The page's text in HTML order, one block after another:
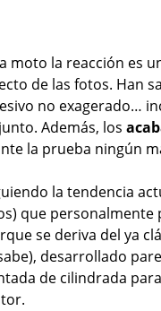
moto la reacción es
de las fotos. Han
no exagerado…
Además, los
la prueba ningún
la tendencia
que personalmente
se deriva del ya
desarrollado
de cilindrada